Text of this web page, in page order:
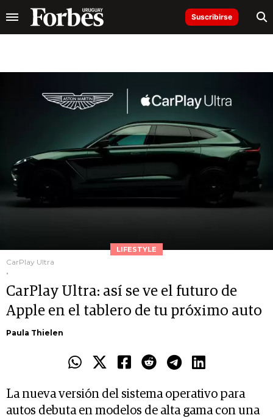
Suscribirse
LIFESTYLE
CarPlay Ultra
.
CarPlay Ultra: así se ve el futuro de
Apple en el tablero de tu próximo auto
Paula Thielen
La nueva versión del sistema operativo para
autos debuta en modelos de alta gama con una